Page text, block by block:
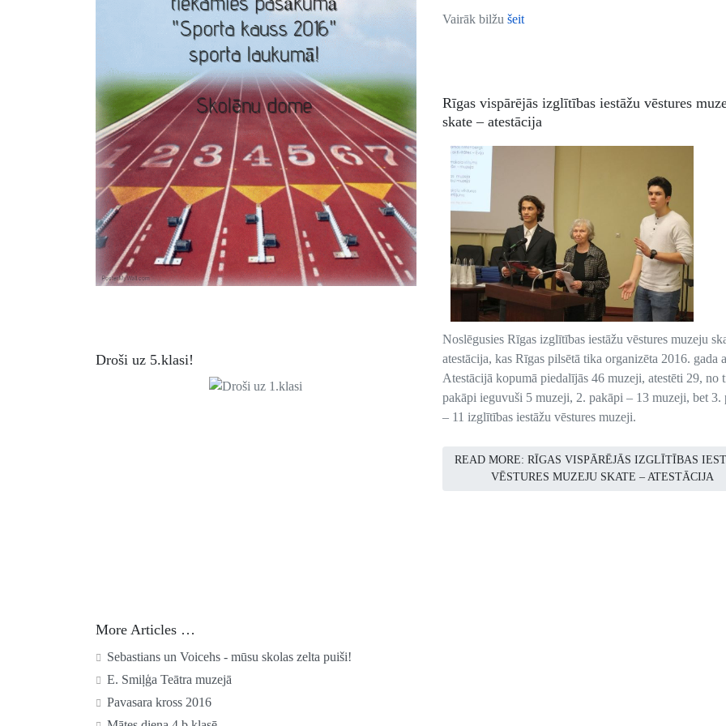
Vairāk bilžu šeit
Droši uz 5.klasi!
Rīgas vispārējās izglītības iestāžu vēstures
skate – atestācija
Noslēgusies Rīgas izglītības iestāžu vēstures muzeju
atestācija, kas Rīgas pilsētā tika organizēta 2016. gada
Atestācijā kopumā piedalījās 46 muzeji, atestēti 29, no
pakāpi ieguvuši 5 muzeji, 2. pakāpi – 13 muzeji, bet 3.
– 11 izglītības iestāžu vēstures muzeji.
READ MORE: RĪGAS VISPĀRĒJĀS IZGLĪTĪBAS
VĒSTURES MUZEJU SKATE – ATESTĀCIJA
More Articles …
Sebastians un Voicehs - mūsu skolas zelta puiši!
E. Smiļģa Teātra muzejā
Pavasara kross 2016